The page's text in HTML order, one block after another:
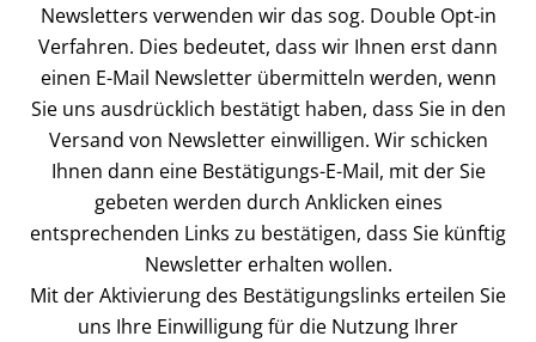
Newsletters verwenden wir das sog. Double Opt-in
Verfahren. Dies bedeutet, dass wir Ihnen erst dann
einen E-Mail Newsletter übermitteln werden, wenn
Sie uns ausdrücklich bestätigt haben, dass Sie in den
Versand von Newsletter einwilligen. Wir schicken
Ihnen dann eine Bestätigungs-E-Mail, mit der Sie
gebeten werden durch Anklicken eines
entsprechenden Links zu bestätigen, dass Sie künftig
Newsletter erhalten wollen.
Mit der Aktivierung des Bestätigungslinks erteilen Sie
uns Ihre Einwilligung für die Nutzung Ihrer